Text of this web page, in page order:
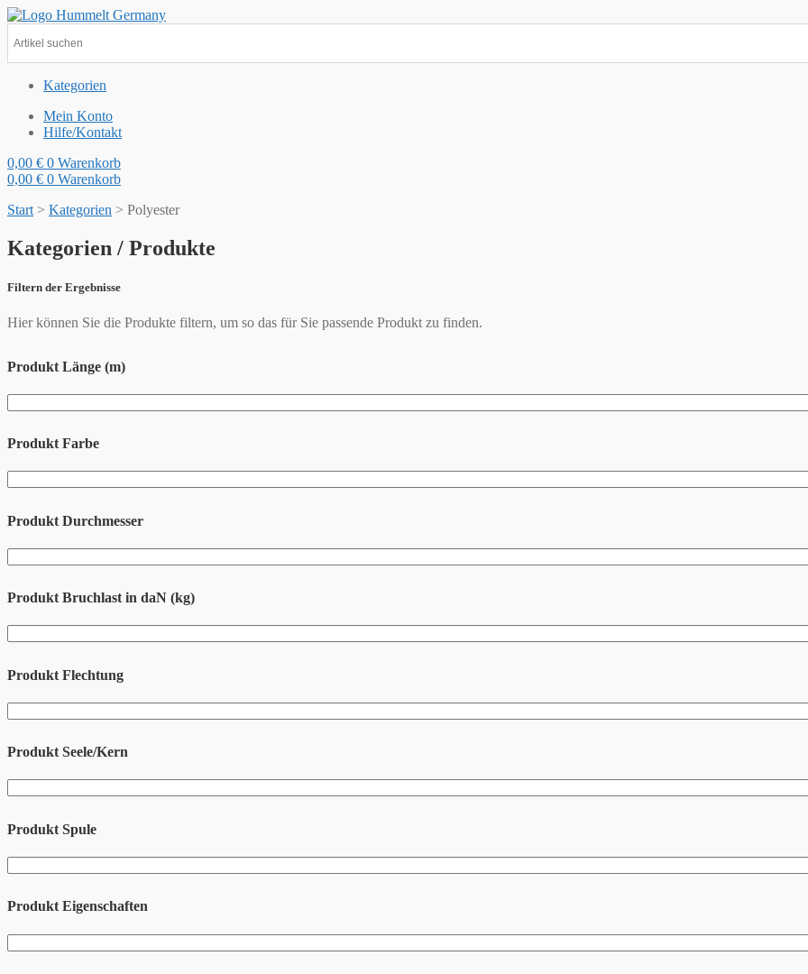
Kategorien
Mein Konto
Hilfe/Kontakt
0,00 € 0 Warenkorb
0,00 € 0 Warenkorb
Start > Kategorien > Polyester
Kategorien / Produkte
Filtern der Ergebnisse
Hier können Sie die Produkte filtern, um so das für Sie passende Produkt zu finden.
Produkt Länge (m)
Produkt Farbe
Produkt Durchmesser
Produkt Bruchlast in daN (kg)
Produkt Flechtung
Produkt Seele/Kern
Produkt Spule
Produkt Eigenschaften